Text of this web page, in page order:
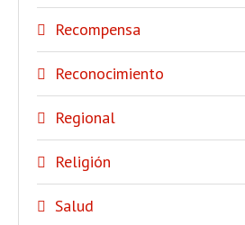
Recompensa
Reconocimiento
Regional
Religión
Salud